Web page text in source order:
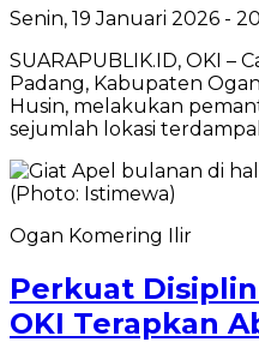
Senin, 19 Januari 2026 -
SUARAPUBLIK.ID, OKI –
Padang, Kabupaten
Husin, melakukan
sejumlah lokasi
Ogan Komering Ilir
Perkuat
OKI Terapkan